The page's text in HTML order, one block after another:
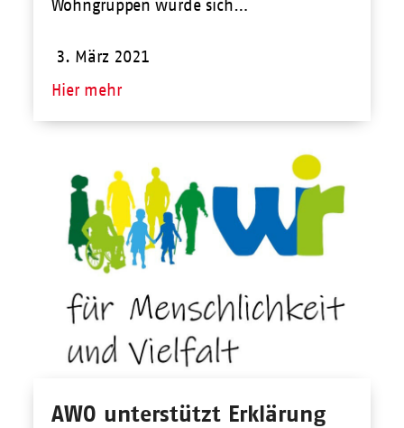
Wohngruppen wurde sich…
3. März 2021
Hier mehr
AWO unterstützt Erklärung